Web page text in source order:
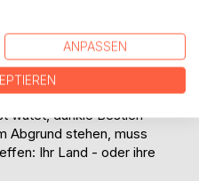
provoziert und ihr
Malina eine Macht, die
der schwarzen Magie.
ihrer Vorfahren.
wütet, dunkle Bestien
Abgrund stehen, muss
Ihr Land - oder ihre
ANPASSEN